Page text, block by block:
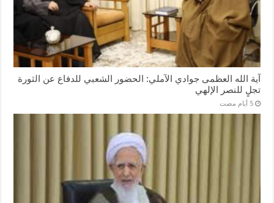
آية الله العظمى جوادي الآملي: الحضور الشعبي للدفاع عن الثورة
تجلٍ للنصر الإلهي
‏5 أيام مضت